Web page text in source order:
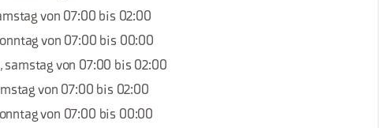
von 07:00 bis 02:00
von 07:00 bis 00:00
samstag von 07:00 bis 02:00
von 07:00 bis 02:00
von 07:00 bis 00:00